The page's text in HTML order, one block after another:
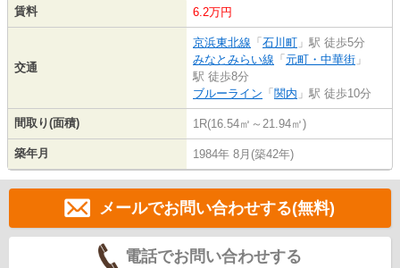
賃料 6.2万円
交通
京浜東北線 「 石川町 」駅 徒歩5分
みなとみらい線 「 元町・中華街 」
駅 徒歩8分
ブルーライン 「 関内 」駅 徒歩10分
間取り(面積) 1R(16.54㎡～21.94㎡)
築年月 1984年 8月(築42年)
メールでお問い合わせする(無料)
電話でお問い合わせする